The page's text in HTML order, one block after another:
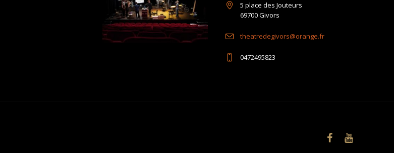
5 place des Jouteurs
69700 Givors
theatredegivors@orange.fr
0472495823